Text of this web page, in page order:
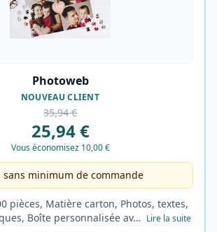
Photoweb
NOUVEAU CLIENT
35,94 €
25,94 €
Vous économisez 10,00 €
sans minimum de commande
pièces, Matière carton, Photos, textes,
Boîte personnalisée av… Lire la suite